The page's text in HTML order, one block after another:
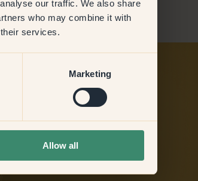
our traffic. We also share
who may combine it with
services.
Marketing
Allow all